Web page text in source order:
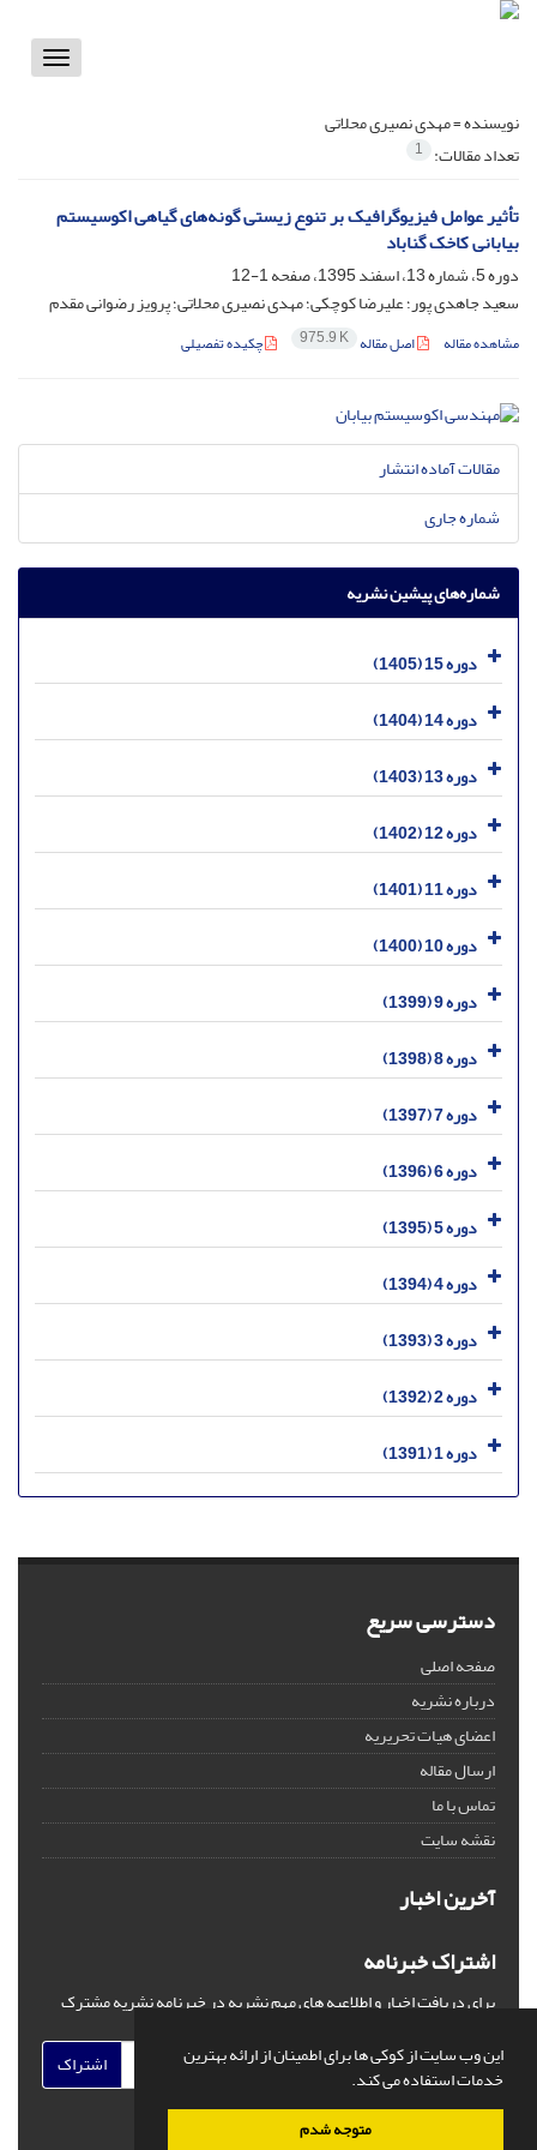
این وب سایت از کوکی ها برای اطمینان از ارائه بهترین
خدمات استفاده می کند.
متوجه شدم
Toggle
نویسنده =مهدی نصیری محلاتی
تعداد مقالات: 1
تأثیر عوامل فیزیوگرافیک بر تنوع زیستی گونه‌های گیاهی اکوسیستم
بیابانی کاخک گناباد
دوره 5، شماره 13، اسفند 1395، صفحه
1-12
سعید جاهدی پور؛ علیرضا کوچکی؛ مهدی نصیری محلاتی؛ پرویز رضوانی مقدم
مشاهده مقاله اصل مقاله 975.9 K چکیده تفصیلی
مقالات آماده انتشار
شماره جاری
شماره‌های پیشین نشریه
دوره 15 (1405)
دوره 14 (1404)
دوره 13 (1403)
دوره 12 (1402)
دوره 11 (1401)
دوره 10 (1400)
دوره 9 (1399)
دوره 8 (1398)
دوره 7 (1397)
دوره 6 (1396)
دوره 5 (1395)
دوره 4 (1394)
دوره 3 (1393)
دوره 2 (1392)
دوره 1 (1391)
دسترسی سریع
صفحه اصلی
درباره نشریه
اعضای هیات تحریریه
ارسال مقاله
تماس با ما
نقشه سایت
آخرین اخبار
اشتراک خبرنامه
برای دریافت اخبار و اطلاعیه های مهم نشریه در خبرنامه نشریه مشترک
اشتراک